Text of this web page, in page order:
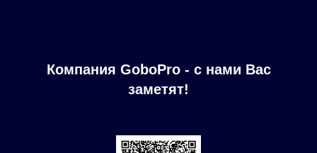
Компания GoboPro - с нами Вас
заметят!